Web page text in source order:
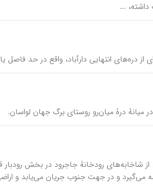
...
سرچشمه می‌گیرد و در جهت جنوب جریان می‌یابد